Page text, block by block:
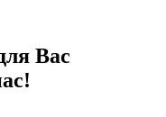
Вас